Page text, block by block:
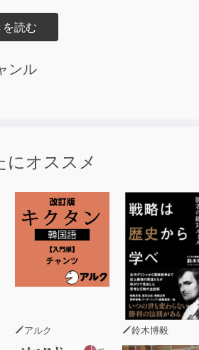
ンル
にオススメ
アルク 鈴木博毅